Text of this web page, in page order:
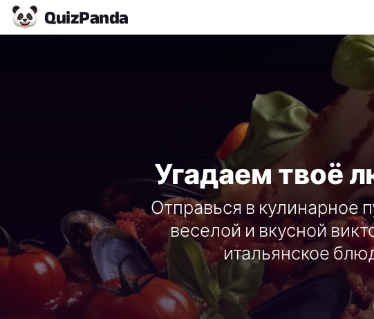
QuizPanda
Угадаем твоё
Отправься в кулинарное
веселой и вкусной
итальянское